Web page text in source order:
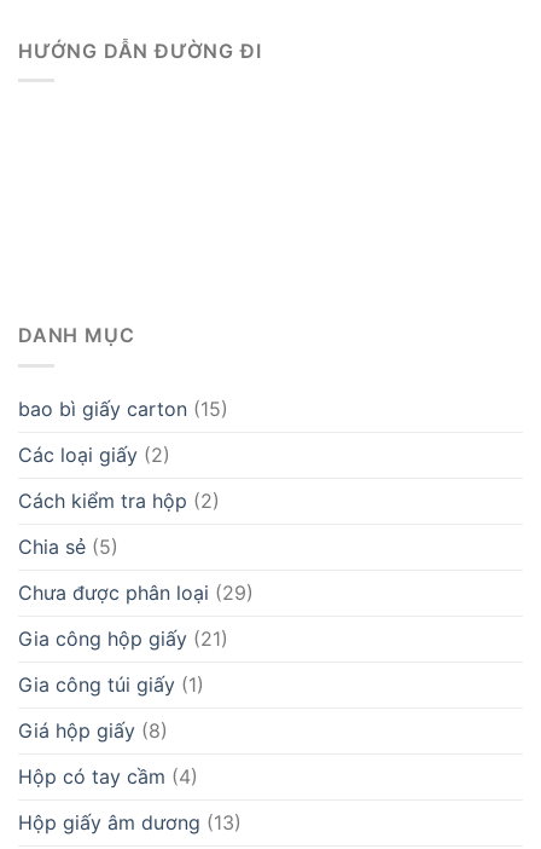
HƯỚNG DẪN ĐƯỜNG ĐI
DANH MỤC
bao bì giấy carton (15)
Các loại giấy (2)
Cách kiểm tra hộp (2)
Chia sẻ (5)
Chưa được phân loại (29)
Gia công hộp giấy (21)
Gia công túi giấy (1)
Giá hộp giấy (8)
Hộp có tay cầm (4)
Hộp giấy âm dương (13)